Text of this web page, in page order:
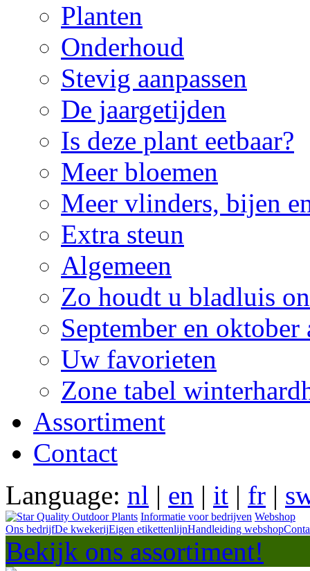
Planten
Onderhoud
Stevig aanpassen
De jaargetijden
Is deze plant eetbaar?
Meer bloemen
Meer vlinders, bijen
Extra steun
Algemeen
Zo houdt u bladluis
September en
Uw favorieten
Zone tabel
Assortiment
Contact
Language: nl | en | it | fr |
Informatie voor bedrijven Webshop
Ons bedrijfDe kwekerijEigen etikettenlijnHandleiding webshop
Bekijk ons assortiment!